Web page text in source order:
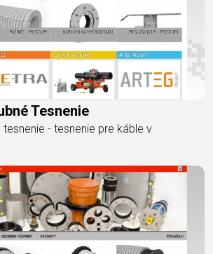
Tesnenie
- tesnenie pre káble v